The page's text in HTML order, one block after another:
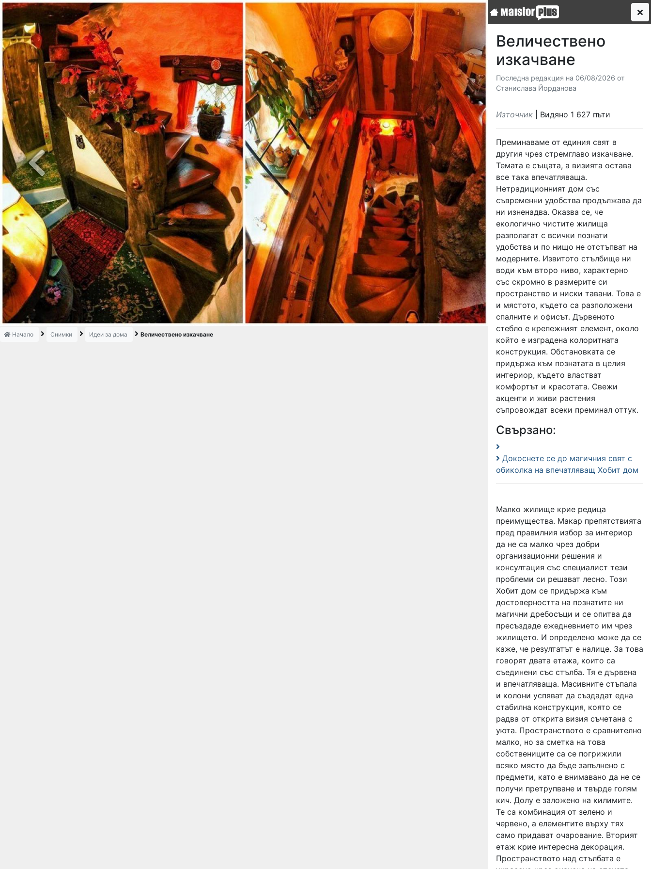
Previous
Начало Снимки Идеи за дома Величествено изкачване
Величествено
изкачване
Последна редакция на 06/08/2026 от
Станислава Йорданова
Източник | Видяно 1 627 пъти
Преминаваме от единия свят в
другия чрез стремглаво изкачване.
Темата е същата, а визията остава
все така впечатляваща.
Нетрадиционният дом със
съвременни удобства продължава да
ни изненадва. Оказва се, че
екологично чистите жилища
разполагат с всички познати
удобства и по нищо не отстъпват на
модерните. Извитото стълбище ни
води към второ ниво, характерно
със скромно в размерите си
пространство и ниски тавани. Това е
и мястото, където са разположени
спалните и офисът. Дървеното
стебло е крепежният елемент, около
който е изградена колоритната
конструкция. Обстановката се
придържа към познатата в целия
интериор, където властват
комфортът и красотата. Свежи
акценти и живи растения
съпровождат всеки преминал оттук.
Свързано:
Докоснете се до магичния свят с
обиколка на впечатляващ Хобит дом
Малко жилище крие редица
преимущества. Макар препятствията
пред правилния избор за интериор
да не са малко чрез добри
организационни решения и
консултация със специалист тези
проблеми си решават лесно. Този
Хобит дом се придържа към
достоверността на познатите ни
магични дребосъци и се опитва да
пресъздаде ежедневнието им чрез
жилището. И определено може да се
каже, че резултатът е налице. За това
говорят двата етажа, които са
съединени със стълба. Тя е дървена
и впечатляваща. Масивните стъпала
и колони успяват да създадат една
стабилна конструкция, която се
радва от открита визия съчетана с
уюта. Пространството е сравнително
малко, но за сметка на това
собствениците са се погрижили
всяко място да бъде запълнено с
предмети, като е внимавано да не се
получи претрупване и твърде голям
кич. Долу е заложено на килимите.
Те са комбинация от зелено и
червено, а елементите върху тях
само придават очарование. Вторият
етаж крие интересна декорация.
Пространството над стълбата е